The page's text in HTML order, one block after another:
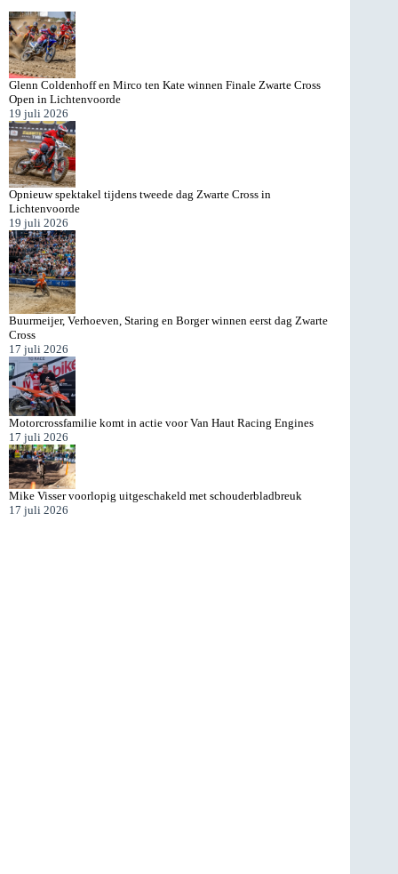
Glenn Coldenhoff en Mirco ten Kate winnen Finale Zwarte Cross
Open in Lichtenvoorde
19 juli 2026
Opnieuw spektakel tijdens tweede dag Zwarte Cross in
Lichtenvoorde
19 juli 2026
Buurmeijer, Verhoeven, Staring en Borger winnen eerst dag Zwarte
Cross
17 juli 2026
Motorcrossfamilie komt in actie voor Van Haut Racing Engines
17 juli 2026
Mike Visser voorlopig uitgeschakeld met schouderbladbreuk
17 juli 2026